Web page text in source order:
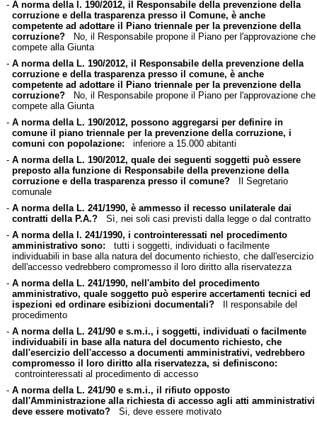
- A norma della l. 190/2012, il Responsabile della prevenzione della
corruzione e della trasparenza presso il Comune, è anche
competente ad adottare il Piano triennale per la prevenzione della
corruzione?No, il Responsabile propone il Piano per l'approvazione che
compete alla Giunta
- A norma della L. 190/2012, il Responsabile della prevenzione della
corruzione e della trasparenza presso il comune, è anche
competente ad adottare il Piano triennale per la prevenzione della
corruzione?No, il Responsabile propone il Piano per l'approvazione che
compete alla Giunta
- A norma della L. 190/2012, possono aggregarsi per definire in
comune il piano triennale per la prevenzione della corruzione, i
comuni con popolazione: inferiore a 15.000 abitanti
- A norma della L. 190/2012, quale dei seguenti soggetti può essere
preposto alla funzione di Responsabile della prevenzione della
corruzione e della trasparenza presso il comune?Il Segretario
comunale
- A norma della L. 241/1990, è ammesso il recesso unilaterale dai
contratti della P.A.?Sì, nei soli casi previsti dalla legge o dal contratto
- A norma della l. 241/1990, i controinteressati nel procedimento
amministrativo sono: tutti i soggetti, individuati o facilmente
individuabili in base alla natura del documento richiesto, che dall'esercizio
dell'accesso vedrebbero compromesso il loro diritto alla riservatezza
- A norma della L. 241/1990, nell'ambito del procedimento
amministrativo, quale soggetto può esperire accertamenti tecnici ed
ispezioni ed ordinare esibizioni documentali?Il responsabile del
procedimento
- A norma della L. 241/90 e s.m.i., i soggetti, individuati o facilmente
individuabili in base alla natura del documento richiesto, che
dall'esercizio dell'accesso a documenti amministrativi, vedrebbero
compromesso il loro diritto alla riservatezza, si definiscono:
controinteressati al procedimento di accesso
- A norma della L. 241/90 e s.m.i., il rifiuto opposto
dall'Amministrazione alla richiesta di accesso agli atti amministrativi
deve essere motivato?Si, deve essere motivato